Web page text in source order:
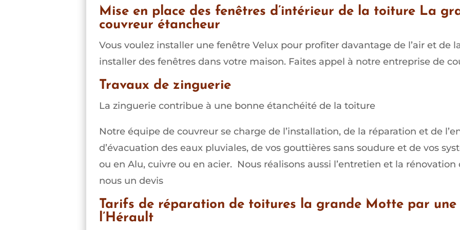
Mise en place des fenêtres d’intérieur de la toiture La
couvreur étancheur
Vous voulez installer une fenêtre Velux pour profiter davantage de l’air et de
installer des fenêtres dans votre maison. Faites appel à notre entreprise de
Travaux de zinguerie
La zinguerie contribue à une bonne étanchéité de la toiture
Notre équipe de couvreur se charge de l’installation, de la réparation et de
d’évacuation des eaux pluviales, de vos gouttières sans soudure et de vos
ou en Alu, cuivre ou en acier. Nous réalisons aussi l’entretien et la
nous un devis
Tarifs de réparation de toitures la grande Motte par une
l’Hérault